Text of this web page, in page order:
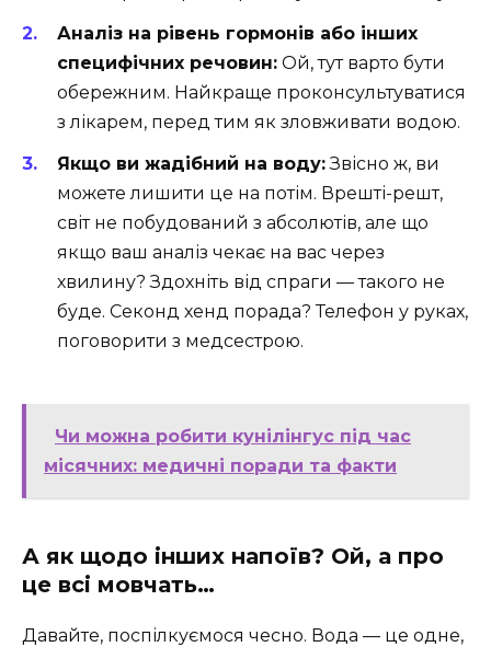
Аналіз на рівень гормонів або інших
специфічних речовин: Ой, тут варто бути
обережним. Найкраще проконсультуватися
з лікарем, перед тим як зловживати водою.
Якщо ви жадібний на воду:Звісно ж, ви
можете лишити це на потім. Врешті-решт,
світ не побудований з абсолютів, але що
якщо ваш аналіз чекає на вас через
хвилину? Здохніть від спраги — такого не
буде. Секонд хенд порада? Телефон у руках,
поговорити з медсестрою.
Чи можна робити кунілінгус під час
місячних: медичні поради та факти
А як щодо інших напоїв? Ой, а про
це всі мовчать…
Давайте, поспілкуємося чесно. Вода — це одне,